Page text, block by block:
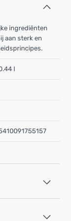
ingrediënten
aan sterk en
l